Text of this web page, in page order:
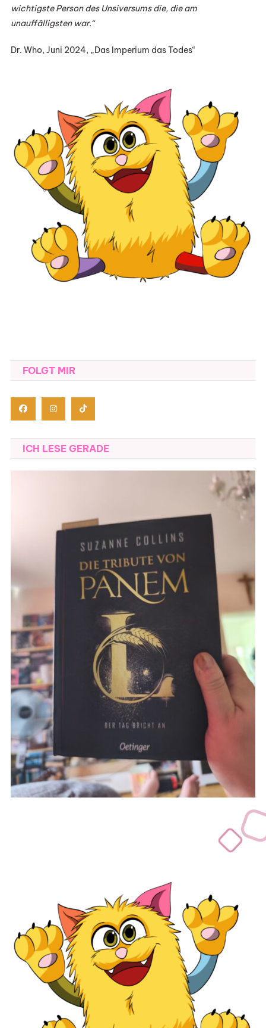
wichtigste Person des Unsiversums die, die am
unauffälligsten war.“
Dr. Who, Juni 2024, „Das Imperium das Todes“
FOLGT MIR
ICH LESE GERADE